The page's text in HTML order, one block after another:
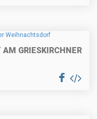
GRIESKIRCHNER